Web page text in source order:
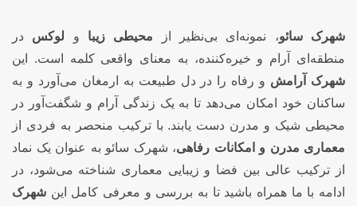
شهرک سائو، نمونه‌ای بی‌نظیر از محیطی زیبا و لوکس در
منطقه‌ای آرام و خیره‌کننده، به معنای واقعی کلمه است. این
شهرک آرامش و رفاه را در دل طبیعت به ارمغان می‌آورد و به
ساکنان خود امکان می‌دهد تا به یک زندگی آرام و شگفت‌آور در
محیطی شیک و مدرن دست یابند. با ترکیب منحصر به فردی از
معماری مدرن و
امکانات رفاهی، شهرک سائو به عنوان یک نماد
از ترکیب عالی بین فضا و زیبایی معماری شناخته می‌شود، در
ادامه با ما همراه باشید تا به بررسی و معرفی کامل این شهرک